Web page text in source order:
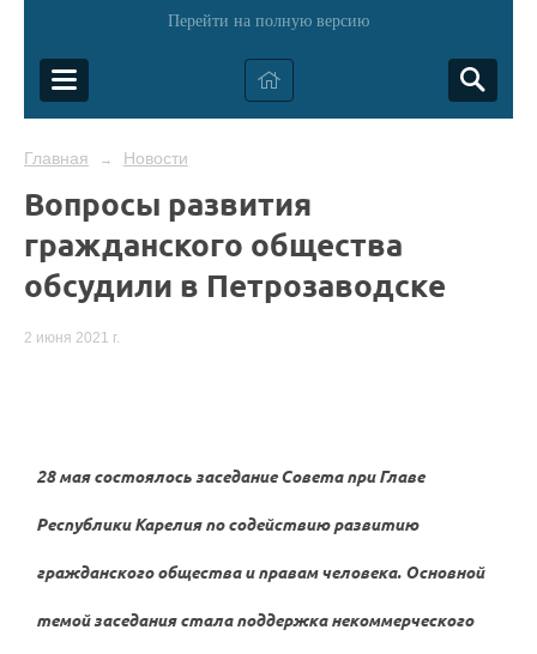
Перейти на полную версию
Главная → Новости
Вопросы развития
гражданского общества
обсудили в Петрозаводске
2 июня 2021 г.
28 мая состоялось заседание Совета при Главе
Республики Карелия по содействию развитию
гражданского общества и правам человека. Основной
темой заседания стала поддержка некоммерческого